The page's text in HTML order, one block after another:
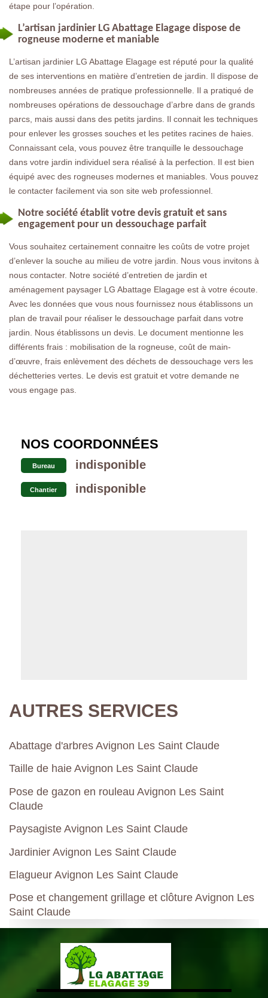
étape pour l’opération.
L’artisan jardinier LG Abattage Elagage dispose de
rogneuse moderne et maniable
L’artisan jardinier LG Abattage Elagage est réputé pour la qualité
de ses interventions en matière d’entretien de jardin. Il dispose de
nombreuses années de pratique professionnelle. Il a pratiqué de
nombreuses opérations de dessouchage d’arbre dans de grands
parcs, mais aussi dans des petits jardins. Il connait les techniques
pour enlever les grosses souches et les petites racines de haies.
Connaissant cela, vous pouvez être tranquille le dessouchage
dans votre jardin individuel sera réalisé à la perfection. Il est bien
équipé avec des rogneuses modernes et maniables. Vous pouvez
le contacter facilement via son site web professionnel.
Notre société établit votre devis gratuit et sans
engagement pour un dessouchage parfait
Vous souhaitez certainement connaitre les coûts de votre projet
d’enlever la souche au milieu de votre jardin. Nous vous invitons à
nous contacter. Notre société d’entretien de jardin et
aménagement paysager LG Abattage Elagage est à votre écoute.
Avec les données que vous nous fournissez nous établissons un
plan de travail pour réaliser le dessouchage parfait dans votre
jardin. Nous établissons un devis. Le document mentionne les
différents frais : mobilisation de la rogneuse, coût de main-
d’œuvre, frais enlèvement des déchets de dessouchage vers les
déchetteries vertes. Le devis est gratuit et votre demande ne
vous engage pas.
NOS COORDONNÉES
Bureau indisponible
Chantier indisponible
AUTRES SERVICES
Abattage d'arbres Avignon Les Saint Claude
Taille de haie Avignon Les Saint Claude
Pose de gazon en rouleau Avignon Les Saint
Claude
Paysagiste Avignon Les Saint Claude
Jardinier Avignon Les Saint Claude
Elagueur Avignon Les Saint Claude
Pose et changement grillage et clôture Avignon Les
Saint Claude